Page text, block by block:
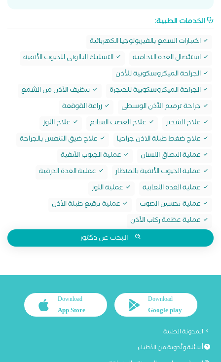
الخدمات الطبية:
اختبارات السمع بالفيزيولوجيا الكهربائية
استئصال الغدة النخامية
التسليك البالوني للجيوب الأنفية
الجراحة الميكروسكوبية للأذن
الجراحة الميكروسكوبية للحنجرة
تنظيف الأذن من الشمع
جراحة ترميم الأذن الوسطى
زراعة القوقعة
علاج الشخير
علاج العصب السابع
علاج اللوز
علاج ضغط طبلة الاذن جراحيا
علاج ضيق التنفس بالجراحة
عملية التصاق اللسان
عملية الجيوب الأنفية
عملية الجيوب الأنفية بالمنظار
عملية الغدة الدرقية
عملية الغدة اللعابية
عملية اللوز
عملية تحسين الصوت
عملية ترقيع طبلة الأذن
عملية عظمة ركاب الأذن
البحث عن دكتور
Download
Google play
Download
App Store
المدونة الطبية
أسئلة وأجوبة من الأطباء